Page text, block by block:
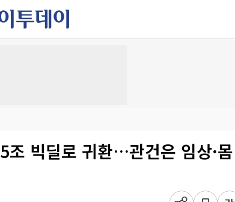
조 빅딜로 귀환…관건은 임상·몸